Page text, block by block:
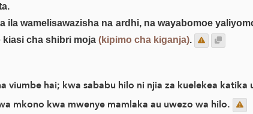
ila wamelisawazisha na ardhi, na wayabomoe
kiasi cha shibri moja (kipimo cha kiganja).
viumbe hai; kwa sababu hilo ni njia za kuelekea katika
mkono kwa mwenye mamlaka au uwezo wa hilo.